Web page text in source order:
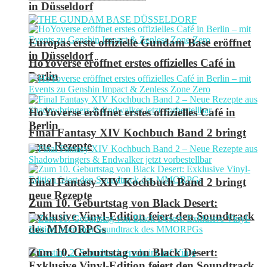
in Düsseldorf
HoYoverse eröffnet erstes offizielles Café in
Berlin
Final Fantasy XIV Kochbuch Band 2 bringt
neue Rezepte
Zum 10. Geburtstag von Black Desert:
Exklusive Vinyl-Edition feiert den Soundtrack
des MMORPGs
Europas erste offizielle Gundam Base eröffnet
in Düsseldorf
HoYoverse eröffnet erstes offizielles Café in
Berlin
Final Fantasy XIV Kochbuch Band 2 bringt
neue Rezepte
Zum 10. Geburtstag von Black Desert: